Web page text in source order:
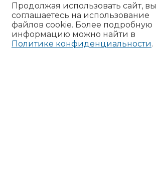
Продолжая использовать сайт, вы
соглашаетесь на использование
файлов cookie. Более подробную
информацию можно найти в
Политике конфиденциальности.